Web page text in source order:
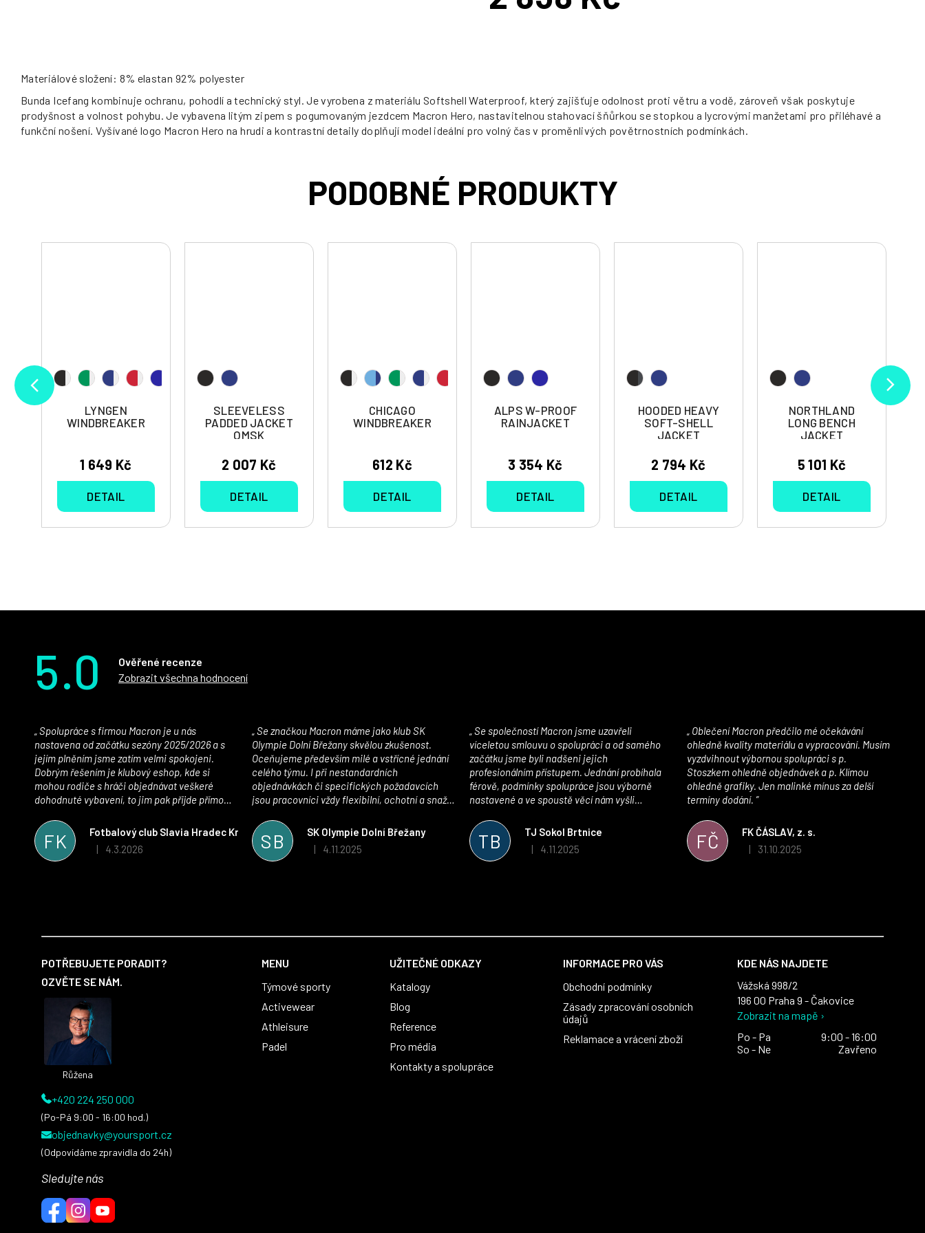
Materiálové složení: 8% elastan 92% polyester
Bunda Icefang kombinuje ochranu, pohodlí a technický styl. Je vyrobena z materiálu Softshell Waterproof, který zajišťuje odolnost proti větru a vodě, zároveň však poskytuje
prodyšnost a volnost pohybu. Je vybavena litým zipem s pogumovaným jezdcem Macron Hero, nastavitelnou stahovací šňůrkou se stopkou a lycrovými manžetami pro přiléhavé a
funkční nošení. Vyšívané logo Macron Hero na hrudi a kontrastní detaily doplňují model ideální pro volný čas v proměnlivých povětrnostních podmínkách.
LYNGEN
WINDBREAKER
1 649 Kč
DETAIL
SLEEVELESS
PADDED JACKET
OMSK
2 007 Kč
DETAIL
CHICAGO
WINDBREAKER
612 Kč
DETAIL
ALPS W-PROOF
RAINJACKET
3 354 Kč
DETAIL
HOODED HEAVY
SOFT-SHELL
JACKET
2 794 Kč
DETAIL
NORTHLAND
LONG BENCH
JACKET
5 101 Kč
DETAIL
5.0
Ověřené recenze
Zobrazit všechna hodnocení
FK
Fotbalový club Slavia Hradec Králové z.s.
Hodnocení obchodu je 5 z 5 hvězdiček.
4.3.2026
nastavena od začátku sezóny 2025/2026 a s
jejím plněním jsme zatím velmi spokojeni.
Dobrým řešením je klubový eshop, kde si
mohou rodiče s hráči objednávat veškeré
dohodnuté vybavení, to jim pak přijde přímo
oblečením jsme spokojeni, stejně tak s
komunikací a snahou řešit všechny záležitosti
velmi rychle a ke spokojenosti obou stran.
SB
SK Olympie Dolní Břežany
Hodnocení obchodu je 5 z 5 hvězdiček.
4.11.2025
Olympie Dolní Břežany skvělou zkušenost.
Oceňujeme především milé a vstřícné jednání
celého týmu. I při nestandardních
objednávkách či specifických požadavcích
jsou pracovníci vždy flexibilní, ochotní a snaží
vynikající a plně odpovídá potřebám
sportovního klubu!
TB
TJ Sokol Brtnice
Hodnocení obchodu je 5 z 5 hvězdiček.
4.11.2025
víceletou smlouvu o spolupráci a od samého
začátku jsme byli nadšeni jejich
profesionálním přístupem. Jednání probíhala
férově, podmínky spolupráce jsou výborně
nastavené a ve spoustě věcí nám vyšli
velmi kvalitní a příjemné na nošení. Velmi
oceňujeme také vytvoření klubového e-shopu,
který je perfektně zpracovaný a výrazně nám
FČ
FK ČÁSLAV, z. s.
Hodnocení obchodu je 5 z 5 hvězdiček.
31.10.2025
ohledně kvality materiálu a vypracování. Musím
vyzdvihnout výbornou spolupráci s p.
Stoszkem ohledně objednávek a p. Klímou
ohledně grafiky. Jen malinké mínus za delší
termíny dodání.
POTŘEBUJETE PORADIT?
OZVĚTE SE NÁM.
Růžena
+420 224 250 000
(Po-Pá 9:00 - 16:00 hod.)
objednavky@yoursport.cz
(Odpovídáme zpravidla do 24h)
Sledujte nás
MENU
Týmové sporty
Activewear
Athleisure
Padel
UŽITEČNÉ ODKAZY
Katalogy
Blog
Reference
Pro média
Kontakty a spolupráce
INFORMACE PRO VÁS
Obchodní podmínky
Zásady zpracování osobních
údajů
Reklamace a vrácení zboží
KDE NÁS NAJDETE
Vážská 998/2
196 00 Praha 9 - Čakovice
Zobrazit na mapě ›
Po - Pa
9:00 - 16:00
So - Ne
Zavřeno